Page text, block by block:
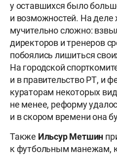
у оставшихся было
и возможностей. На деле
мучительно сложно:
директоров и тренеров
побоялись лишиться
На городской
и в правительство РТ, и
кураторам некоторых
не менее, реформу
и в скором времени она
Также ИльсурМетшин
к футбольным манежам,